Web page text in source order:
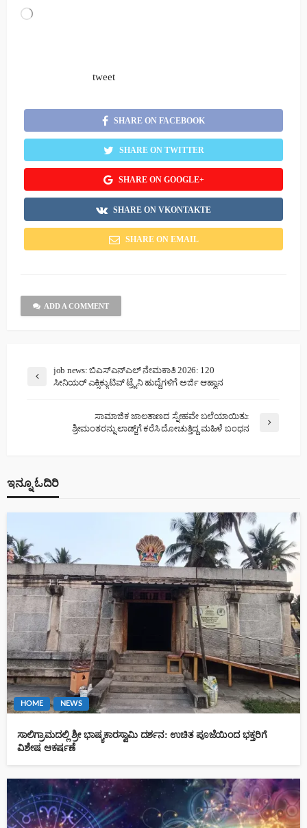
Loading…
tweet
SHARE ON FACEBOOK
SHARE ON TWITTER
SHARE ON GOOGLE+
SHARE ON VKONTAKTE
SHARE ON EMAIL
ADD A COMMENT
job news: ಬಿಎಸ್‌ಎನ್‌ಎಲ್ ನೇಮಕಾತಿ 2026: 120
ಸೀನಿಯರ್ ಎಕ್ಸಿಕ್ಯುಟಿವ್ ಟ್ರೈನಿ ಹುದ್ದೆಗಳಿಗೆ ಅರ್ಜಿ ಆಹ್ವಾನ
ಸಾಮಾಜಿಕ ಜಾಲತಾಣದ ಸ್ನೇಹವೇ ಬಲೆಯಾಯಿತು:
ಶ್ರೀಮಂತರನ್ನು ಲಾಡ್ಜ್‌ಗೆ ಕರೆಸಿ ದೋಚುತ್ತಿದ್ದ ಮಹಿಳೆ ಬಂಧನ
ಇನ್ನೂ ಓದಿರಿ
HOME NEWS
ಸಾಲಿಗ್ರಾಮದಲ್ಲಿ ಶ್ರೀ ಭಾಷ್ಯಕಾರಸ್ವಾಮಿ ದರ್ಶನ: ಉಚಿತ ಪೂಜೆಯಿಂದ ಭಕ್ತರಿಗೆ
ವಿಶೇಷ ಆಕರ್ಷಣೆ